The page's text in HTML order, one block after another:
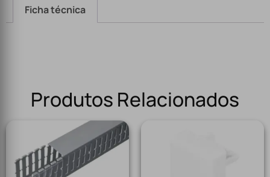
Ficha técnica
Produtos Relacionados